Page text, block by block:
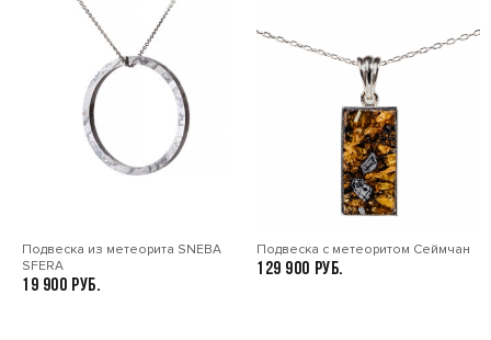
Подвеска из метеорита SNEBA
SFERA
19 900
Подвеска с метеоритом Сеймчан
129 900